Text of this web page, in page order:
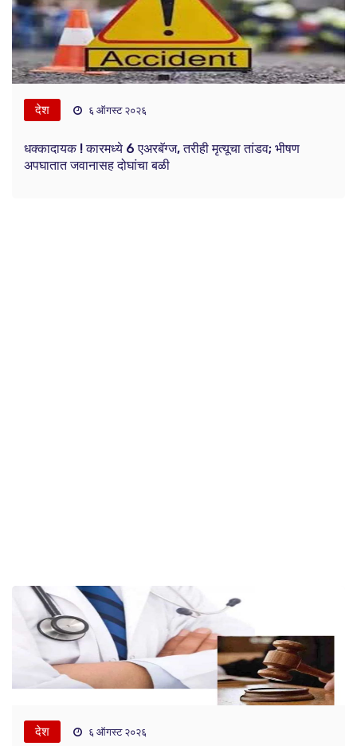
देश ६ ऑगस्ट २०२६
धक्कादायक ! कारमध्ये 6 एअरबॅग्ज, तरीही मृत्यूचा तांडव; भीषण
अपघातात जवानासह दोघांचा बळी
देश ६ ऑगस्ट २०२६